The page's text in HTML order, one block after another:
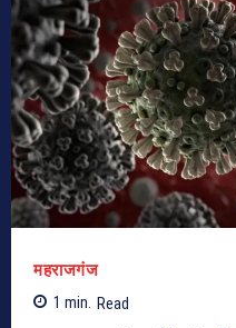
महराजगंज
1 min. Read